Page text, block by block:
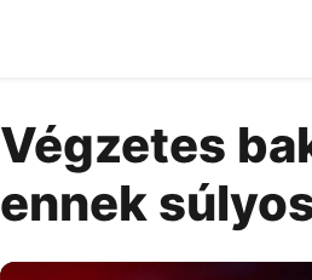
Végzetes
ennek